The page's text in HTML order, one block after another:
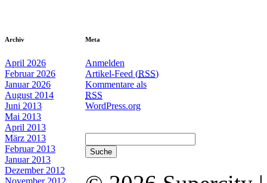
Archiv
April 2026
Februar 2026
Januar 2026
August 2014
Juni 2013
Mai 2013
April 2013
März 2013
Februar 2013
Januar 2013
Dezember 2012
Meta
Anmelden
Artikel-Feed (RSS)
Kommentare als
RSS
WordPress.org